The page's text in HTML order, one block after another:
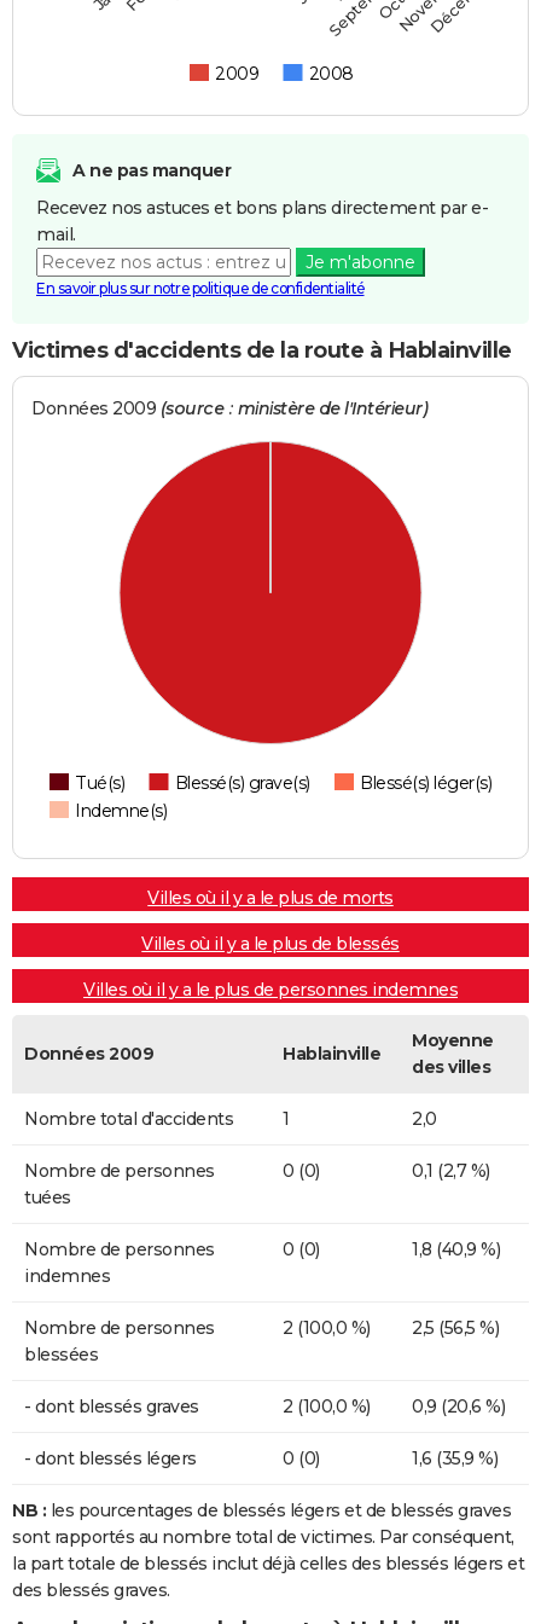
2009 2008
A ne pas manquer
Recevez nos astuces et bons plans directement par e-
mail.
Je m'abonne
En savoir plus sur notre politique de confidentialité
Victimes d'accidents de la route à Hablainville
Données 2009 (source : ministère de l'Intérieur)
Tué(s) Blessé(s) grave(s)
Blessé(s) léger(s)
Indemne(s)
Villes où il y a le plus de morts
Villes où il y a le plus de blessés
Villes où il y a le plus de personnes indemnes
Données 2009 Hablainville
Moyenne
des villes
Nombre total d'accidents 1 2,0
Nombre de personnes
tuées
0 (0) 0,1 (2,7 %)
Nombre de personnes
indemnes
0 (0) 1,8 (40,9 %)
Nombre de personnes
blessées
2 (100,0 %) 2,5 (56,5 %)
- dont blessés graves 2 (100,0 %) 0,9 (20,6 %)
- dont blessés légers 0 (0) 1,6 (35,9 %)
NB : les pourcentages de blessés légers et de blessés graves
sont rapportés au nombre total de victimes. Par conséquent,
la part totale de blessés inclut déjà celles des blessés légers et
des blessés graves.